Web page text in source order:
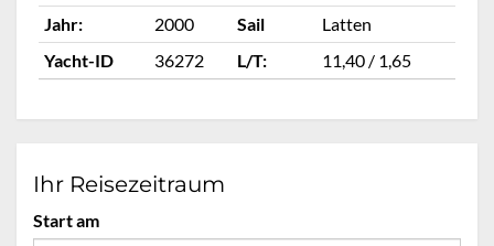
Jahr:
2000 Sail
Latten
Yacht-ID
36272 L/T: 11,40 / 1,65
Ihr Reisezeitraum
Start am